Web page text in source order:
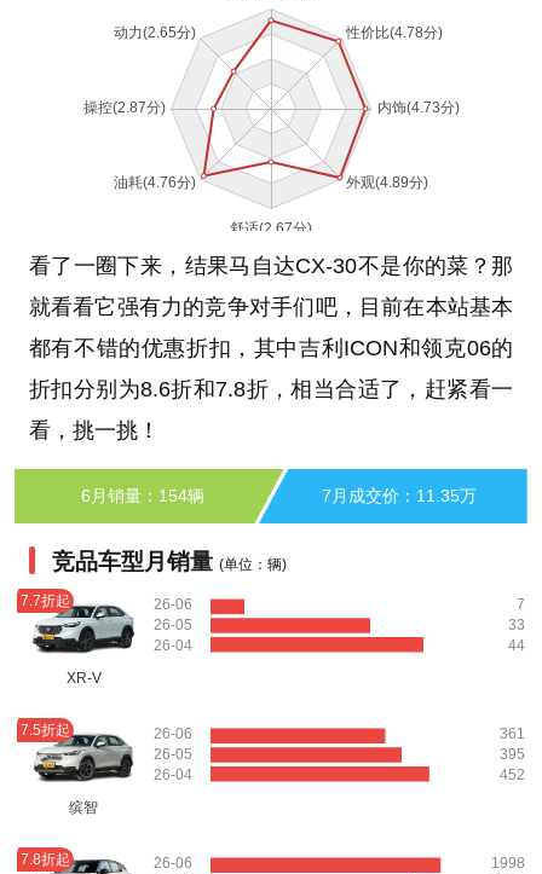
看了一圈下来，结果马自达CX-30不是你的菜？那
就看看它强有力的竞争对手们吧，目前在本站基本
都有不错的优惠折扣，其中吉利ICON和领克06的
折扣分别为8.6折和7.8折，相当合适了，赶紧看一
看，挑一挑！
6月销量：154辆 7月成交价：11.35万
竞品车型月销量 (单位：辆)
7.7折起
XR-V
26-06
26-05
26-04
7
33
44
7.5折起
缤智
26-06
26-05
26-04
361
395
452
7.8折起
26-06
1998